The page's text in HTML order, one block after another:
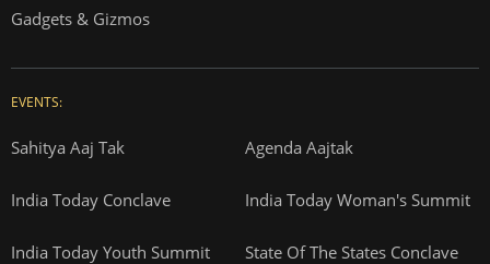
Gadgets & Gizmos
EVENTS:
Sahitya Aaj Tak Agenda Aajtak
India Today Conclave India Today Woman's Summit
India Today Youth Summit State Of The States Conclave